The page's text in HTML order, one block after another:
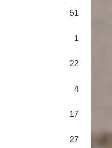
51
1
22
4
17
27